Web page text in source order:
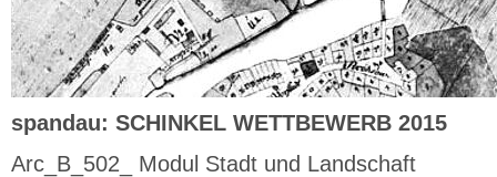
spandau: SCHINKEL WETTBEWERB 2015
Arc_B_502_ Modul Stadt und Landschaft